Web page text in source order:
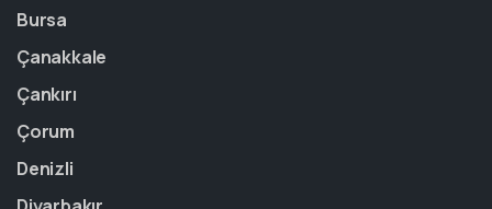
Bursa
Çanakkale
Çankırı
Çorum
Denizli